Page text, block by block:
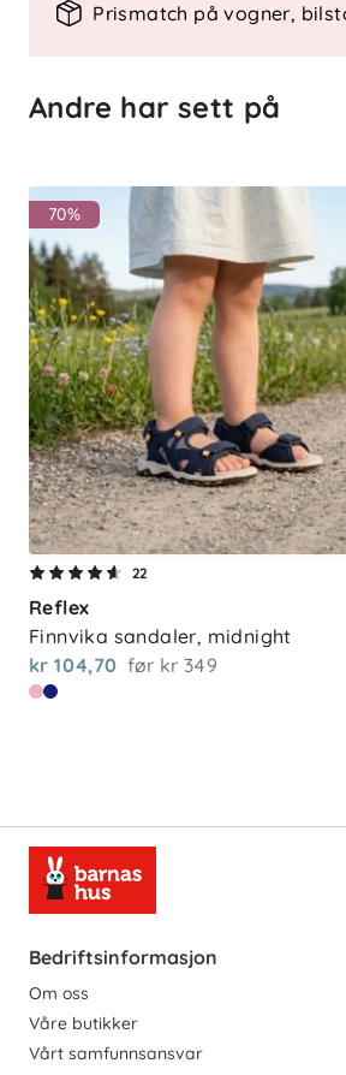
Enkel
Lett og
Materiale
Overdel:
Fôr: elastan
Vedlikehold
Skyll eller tørk av
varme for å
Prismatch på vogner,
Andre har sett på
70%
22
Reflex
Finnvika sandaler, midnight
kr 104,70 før kr 349
Bedriftsinformasjon
Om oss
Våre butikker
Vårt samfunnsansvar